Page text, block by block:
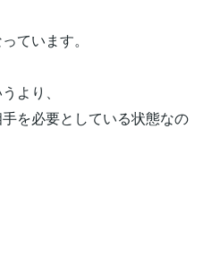
ています。
より、
を必要としている状態なの